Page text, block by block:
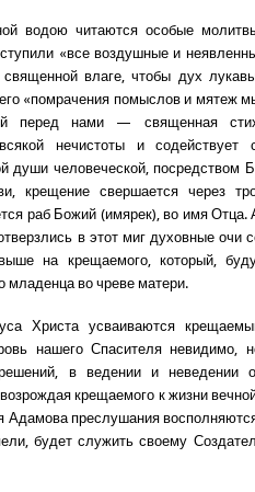
водою читаются особые
«все воздушные и
влаге, чтобы дух
«помрачения помыслов и мятеж
перед нами — священная
нечистоты и содействует
души человеческой, посредством
свершается через
раб Божий (имярек), во имя
в этот миг духовные очи
на крещаемого, который,
младенца во чреве матери.
Христа усваиваются
нашего Спасителя невидимо,
в ведении и неведении
крещаемого к жизни
Адамова преслушания
будет служить своему